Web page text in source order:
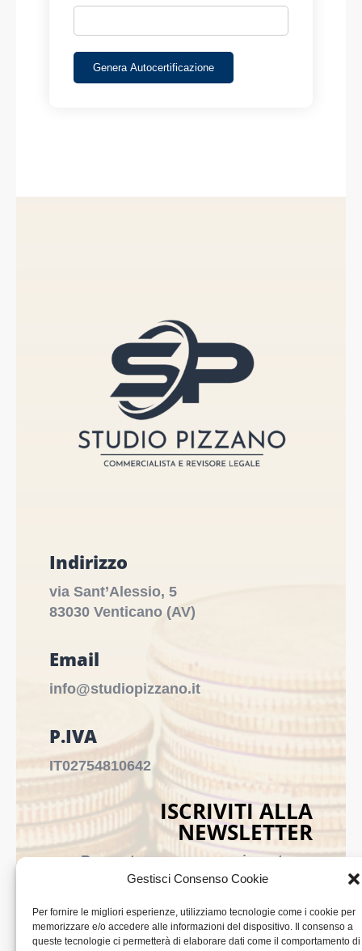
Gestisci Consenso Cookie
Per fornire le migliori esperienze, utilizziamo tecnologie come i cookie per
memorizzare e/o accedere alle informazioni del dispositivo. Il consenso a
queste tecnologie ci permetterà di elaborare dati come il comportamento di
Indirizzo
via Sant’Alessio, 5
83030 Venticano (AV)
Email
info@studiopizzano.it
P.IVA
IT02754810642
ISCRIVITI ALLA
NEWSLETTER
Per restare sempre aggiornato su
tutte le novità, clicca sul pulsante qui